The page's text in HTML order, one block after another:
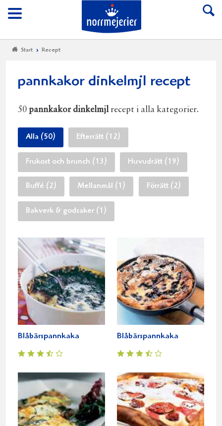
Meny
Till Norrmejerier
Start Recept
pannkakor dinkelmjl recept
50 pannkakor dinkelmjlrecept i alla kategorier.
Alla (50) Efterrätt (12)
Frukost och brunch (13) Huvudrätt (19)
Buffé (2) Mellanmål (1) Förrätt (2)
Bakverk & godsaker (1)
Blåbärspannkaka Blåbärspannkaka